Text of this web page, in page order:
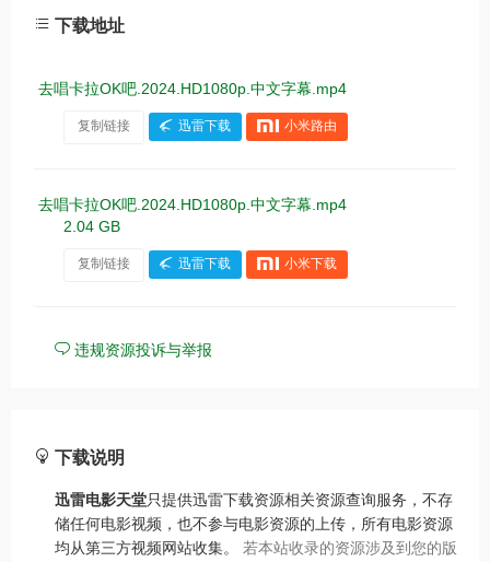
下载地址
去唱卡拉OK吧.2024.HD1080p.中文字幕.mp4
复制链接 迅雷下载 小米路由
去唱卡拉OK吧.2024.HD1080p.中文字幕.mp4
2.04 GB
复制链接 迅雷下载 小米下载
违规资源投诉与举报
下载说明
迅雷电影天堂只提供迅雷下载资源相关资源查询服务，不存
储任何电影视频，也不参与电影资源的上传，所有电影资源
均从第三方视频网站收集。 若本站收录的资源涉及到您的版